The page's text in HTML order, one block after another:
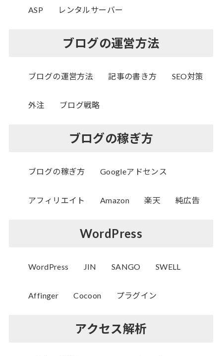
ASP レンタルサーバー
ブログの運営方法
ブログの運営方法 記事の書き方 SEO対策
外注 ブログ戦略
ブログの稼ぎ方
ブログの稼ぎ方 Googleアドセンス
アフィリエイト Amazon 楽天 純広告
WordPress
WordPress JIN SANGO SWELL
Affinger Cocoon プラグイン
アクセス解析